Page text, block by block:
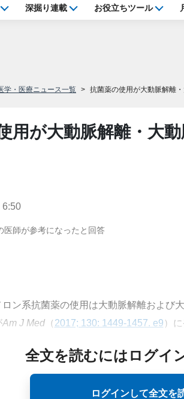
深掘り連載 お役立ちツール
学・医療ニュース一覧 抗菌薬の使用が大動脈解離
用が大動脈解離・大
6:50
医師が参考になったと回答
ン系抗菌薬の使用は大動脈解離および
Am J Med（ 2017; 130: 1449-1457. e9 ）
全文を読むにはログイ
ログインして全文を